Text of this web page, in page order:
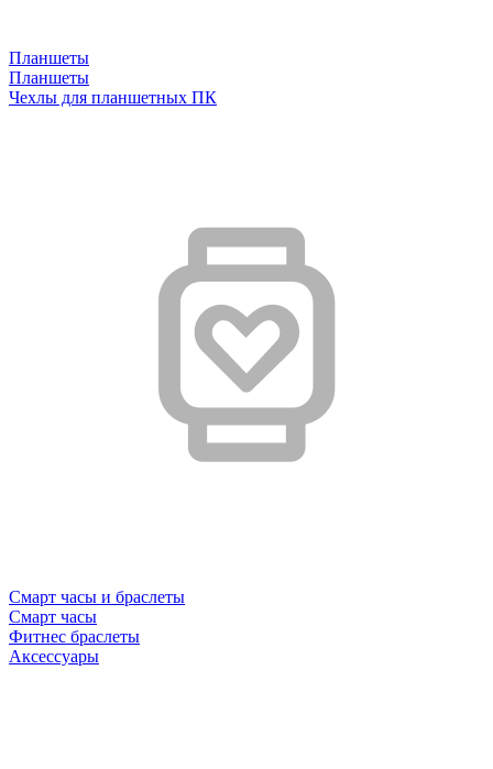
Планшеты
Планшеты
Чехлы для планшетных ПК
Смарт часы и браслеты
Смарт часы
Фитнес браслеты
Аксессуары